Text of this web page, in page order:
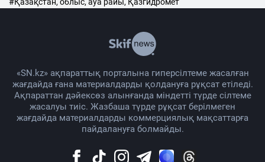
«SN.kz» ақпараттық порталына гиперсілтеме жасалған
жағдайда ғана материалдарды қолдануға рұқсат етіледі.
Ақпараттан дәйексөз алынғанда міндетті түрде сілтеме
жасалуы тиіс. Жазбаша түрде рұқсат берілмеген
жағдайда материалдарды коммерциялық мақсаттарға
пайдалануға болмайды.